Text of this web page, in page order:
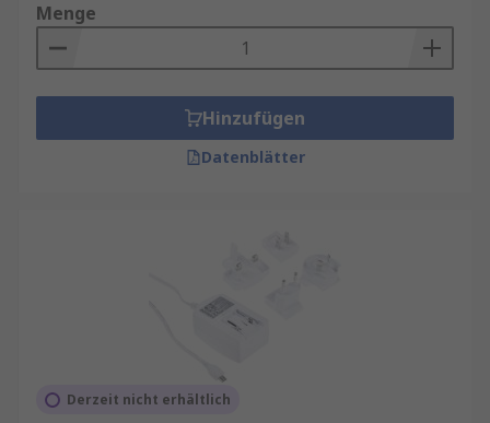
Menge
Hinzufügen
Datenblätter
Derzeit nicht erhältlich